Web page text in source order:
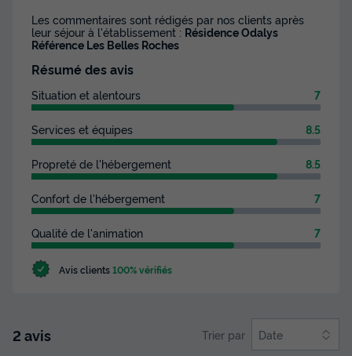
Les commentaires sont rédigés par nos clients après
leur séjour à l'établissement : Résidence Odalys
Référence Les Belles Roches
Résumé des avis
Situation et alentours 7
Services et équipes 8.5
Propreté de l'hébergement 8.5
Confort de l'hébergement 7
Qualité de l'animation 7
Avis clients100% vérifiés
2 avis Trier par Date